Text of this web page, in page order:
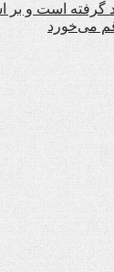
گرفته است و بر
می‌خورد